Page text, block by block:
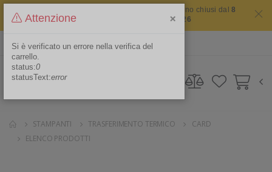
Il sito non chiude mai ma i nostri uffici saranno chiusi dal8
agosto 2026 al 16 agosto 2026
Area Riservata
STAMPANTI TRASFERIMENTO TERMICO
CARD
ELENCO PRODOTTI
Attenzione ×
Si è verificato un errore nella verifica del
carrello.
status:0
statusText:error